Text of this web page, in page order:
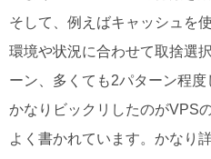
そして、例えばキャッシュを
環境や状況に合わせて取捨選
ーン、多くても2パターン程度
かなりビックリしたのがVPSの
よく書かれています。かなり